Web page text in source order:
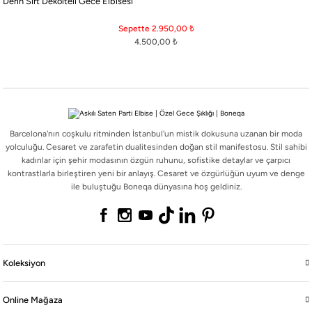
4.500,00 ₺
Sepette 2.950,00₺
Barcelona'nın coşkulu ritminden İstanbul'un mistik dokusuna uzanan bir moda
yolculuğu. Cesaret ve zarafetin dualitesinden doğan stil manifestosu. Stil sahibi
kadınlar için şehir modasının özgün ruhunu, sofistike detaylar ve çarpıcı
kontrastlarla birleştiren yeni bir anlayış. Cesaret ve özgürlüğün uyum ve denge
ile buluştuğu Boneqa dünyasına hoş geldiniz.
Koleksiyon
Online Mağaza
Barcelona'nın coşkulu ritminden İstanbul'un mistik dokusuna uzanan bir moda
kadınlar için şehir modasının özgün ruhunu, sofistike detaylar ve çarpıcı
kontrastlarla birleştiren yeni bir anlayış. Cesaret ve özgürlüğün uyum ve denge
Koleksiyon
Online Mağaza
Yasal